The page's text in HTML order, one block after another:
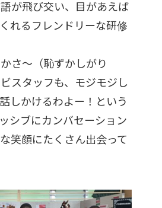
が飛び交い、目があえば
れるフレンドリーな研修
さ～（恥ずかしがり
スタッフも、モジモジし
しかけるわよー！という
シブにカンバセーション
笑顔にたくさん出会って